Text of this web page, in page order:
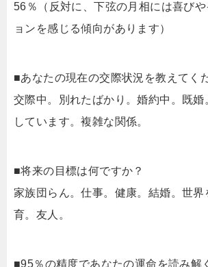
56％（反対に、下弦の月相には喜び
ョンを感じる傾向があります）
■あなたの現在の交際状況を教えてく
交際中。別れたばかり。婚約中。既婚
しています。複雑な関係。
■将来の目標は何ですか？
家族団らん。仕事。健康。結婚。世界
育。友人。
■95％の精度であなたの運命を読み解